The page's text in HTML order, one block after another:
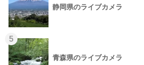
静岡県のライブカメラ
5
青森県のライブカメラ